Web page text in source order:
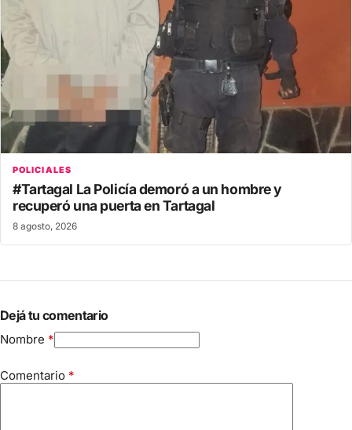
POLICIALES
#Tartagal La Policía demoró a un hombre y
recuperó una puerta en Tartagal
8 agosto, 2026
Dejá tu comentario
Nombre *
Comentario *